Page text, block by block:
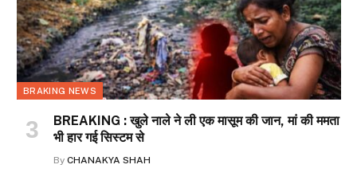
BRAKING NEWS
BREAKING : खुले नाले ने ली एक मासूम की जान, मां की ममता
भी हार गई सिस्टम से
By CHANAKYA SHAH